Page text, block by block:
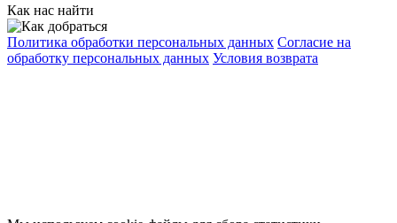
Как нас найти
Политика обработки персональных данных Согласие на
обработку персональных данных Условия возврата